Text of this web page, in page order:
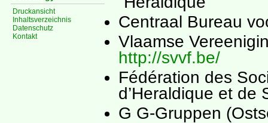
Druckansicht
Inhaltsverzeichnis
Datenschutz
Kontakt
Centraal Bureau
Vlaamse
http://svvf.be/
Fédération des
d’Heraldique et de
G G-Gruppen